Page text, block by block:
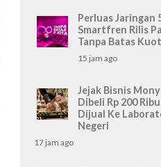
Perluas Jaringan
Smartfren Rilis
Tanpa Batas
15 jam ago
Jejak Bisnis
Dibeli Rp 200
Dijual Ke
Negeri
17 jam ago